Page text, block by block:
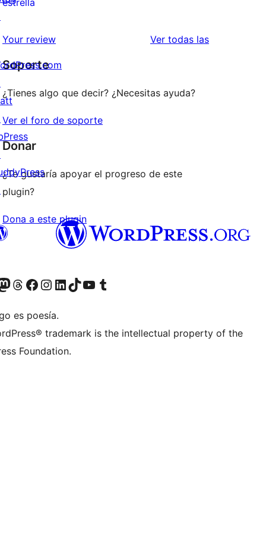
estrellas
de
estrellas
estrella
Your review Ver todas lasvaloraciones
Soporte
¿Tienes algo que decir? ¿Necesitas ayuda?
Ver el foro de soporte
Donar
¿Te gustaría apoyar el progreso de este
plugin?
Dona a este plugin
Twitter)
cuenta de Bluesky
nuestra cuenta de Mastodon
Visita nuestra cuenta de Threads
Visita nuestra página de Facebook
Visita nuestra cuenta de Instagram
Visita nuestra cuenta de LinkedIn
Visita nuestra cuenta de TikTok
Visita nuestro canal de YouTube
Visita nuestra cuenta de Tumblr
es poesía.
trademark is the intellectual property of the
Foundation.